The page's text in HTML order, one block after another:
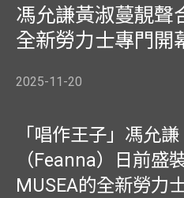
馮允謙黃淑蔓靚聲
全新勞力士專門開
2025-11-20
「唱作王子」馮允
（Feanna）日前盛
MUSEA的全新勞力